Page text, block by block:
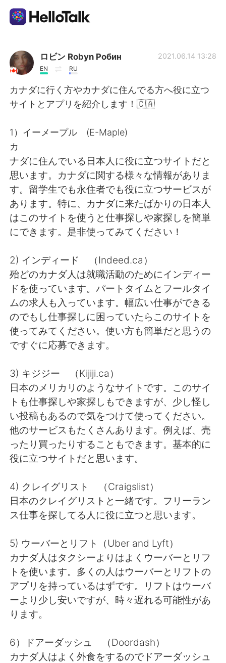
語言交換應用
AI Grammar Checker
繁體中文
Español العربية
Français Deutsch
日本語 한국어
Русский ไทย
Indonesia Italiano
Türkçe Tiếng Việt
Português
ロビン Robyn Робин
EN RU
2021.06.14 13:28
カナダに行く方やカナダに住んでる方へ役に立つ
サイトとアプリを紹介します！🇨🇦
1）イーメープル (E-Maple)
カ
ナダに住んでいる日本人に役に立つサイトだと
思います。カナダに関する様々な情報がありま
す。留学生でも永住者でも役に立つサービスが
あります。特に、カナダに来たばかりの日本人
はこのサイトを使うと仕事探しや家探しを簡単
にできます。是非使ってみてください！
2) インディード （Indeed.ca）
殆どのカナダ人は就職活動のためにインディー
ドを使っています。パートタイムとフールタイ
ムの求人も入っています。幅広い仕事ができる
のでもし仕事探しに困っていたらこのサイトを
使ってみてください。使い方も簡単だと思うの
ですぐに応募できます。
3) キジジー （Kijiji.ca）
日本のメリカリのようなサイトです。このサイ
トも仕事探しや家探しもできますが、少し怪し
い投稿もあるので気をつけて使ってください。
他のサービスもたくさんあります。例えば、売
ったり買ったりすることもできます。基本的に
役に立つサイトだと思います。
4) クレイグリスト （Craigslist）
日本のクレイグリストと一緒です。フリーラン
ス仕事を探してる人に役に立つと思います。
5) ウーバーとリフト（Uber and Lyft）
カナダ人はタクシーよりはよくウーバーとリフ
トを使います。多くの人はウーバーとリフトの
アプリを持っているはずです。リフトはウーバ
ーより少し安いですが、時々遅れる可能性があ
ります。
6）ドアーダッシュ （Doordash）
カナダ人はよく外食をするのでドアーダッシュ